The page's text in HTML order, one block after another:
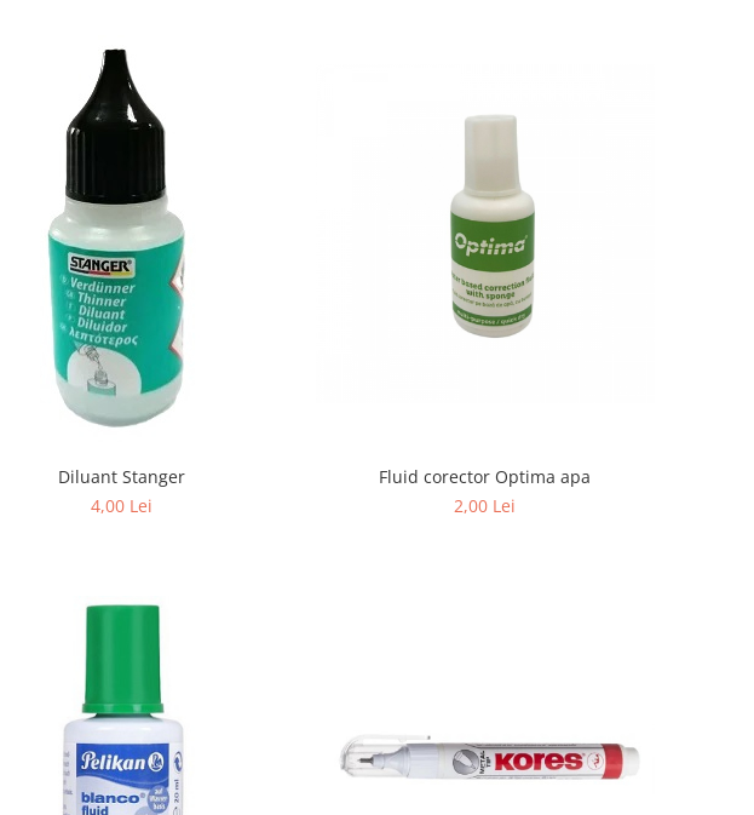
Diluant Stanger
4,00 Lei
Fluid corector Optima apa
2,00 Lei